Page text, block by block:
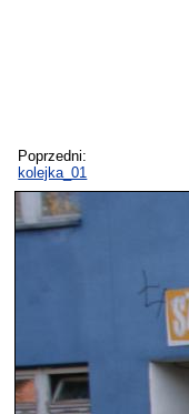
Poprzedni:
kolejka_01